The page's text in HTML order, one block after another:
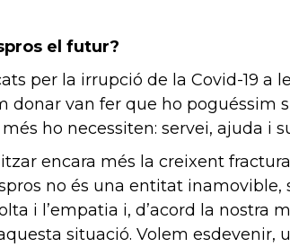
el futur?
per la irrupció de la Covid-19 a
donar van fer que ho
ho necessiten: servei, ajuda i
encara més la creixent
no és una entitat
i l’empatia i, d’acord la
situació. Volem